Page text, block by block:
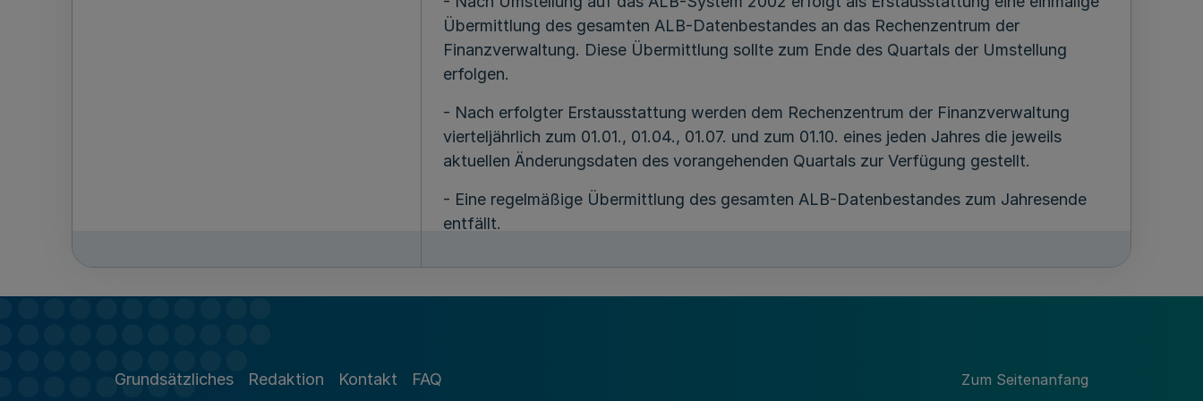
Übermittlung des gesamten ALB-Datenbestandes an das Rechenzentrum der
Finanzverwaltung. Diese Übermittlung sollte zum Ende des Quartals der Umstellung
erfolgen.
- Nach erfolgter Erstausstattung werden dem Rechenzentrum der Finanzverwaltung
vierteljährlich zum 01.01., 01.04., 01.07. und zum 01.10. eines jeden Jahres die jeweils
aktuellen Änderungsdaten des vorangehenden Quartals zur Verfügung gestellt.
- Eine regelmäßige Übermittlung des gesamten ALB-Datenbestandes zum Jahresende
entfällt.
Ausstattung mit dem ALB-System 2002 vierteljährlich den Bestand an das
Grundsätzliches Redaktion Kontakt FAQ Zum Seitenanfang